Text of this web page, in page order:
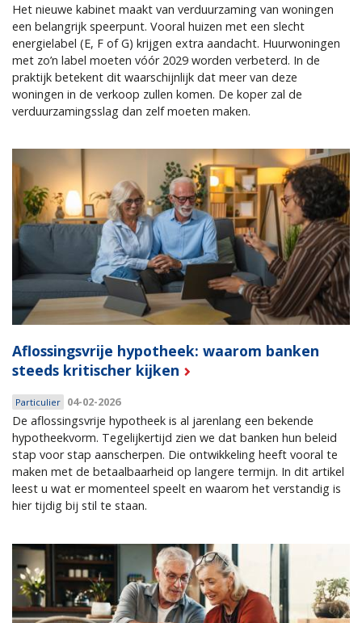
Het nieuwe kabinet maakt van verduurzaming van woningen
een belangrijk speerpunt. Vooral huizen met een slecht
energielabel (E, F of G) krijgen extra aandacht. Huurwoningen
met zo’n label moeten vóór 2029 worden verbeterd. In de
praktijk betekent dit waarschijnlijk dat meer van deze
woningen in de verkoop zullen komen. De koper zal de
verduurzamingsslag dan zelf moeten maken.
Aflossingsvrije hypotheek: waarom banken
steeds kritischer kijken
Particulier 04-02-2026
De aflossingsvrije hypotheek is al jarenlang een bekende
hypotheekvorm. Tegelijkertijd zien we dat banken hun beleid
stap voor stap aanscherpen. Die ontwikkeling heeft vooral te
maken met de betaalbaarheid op langere termijn. In dit artikel
leest u wat er momenteel speelt en waarom het verstandig is
hier tijdig bij stil te staan.